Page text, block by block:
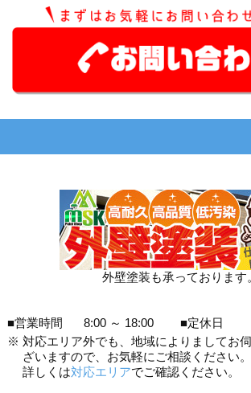
外壁塗装も承っております
■営業時間 8:00 ～ 18:00 ■定休日
※ 対応エリア外でも、地域によりましてお
ざいますので、お気軽にご相談ください。
詳しくは対応エリアでご確認ください。